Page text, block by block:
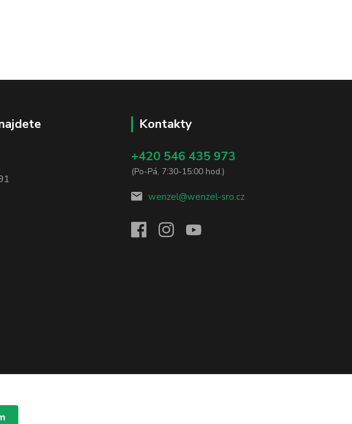
Kontakty
+420 546 435 973
(Po-Pá, 7:30-15:00 hod.)
wenzel@wenzel-sro.cz